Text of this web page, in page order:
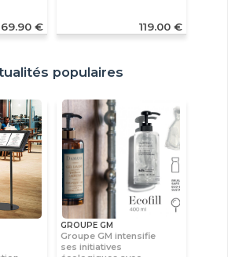
69.90 € 119.00 €
populaires
GROUPE GM
Groupe GM intensifie
ses initiatives